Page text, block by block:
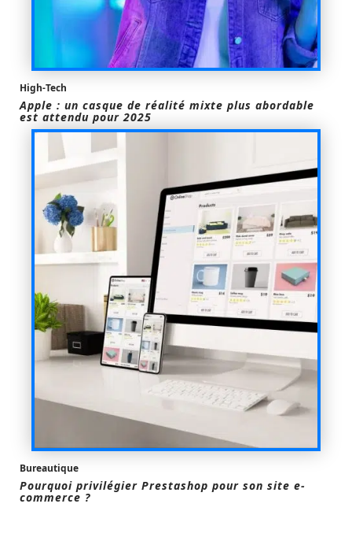
High-Tech
Apple : un casque de réalité mixte plus abordable
est attendu pour 2025
Bureautique
Pourquoi privilégier Prestashop pour son site e-
commerce ?